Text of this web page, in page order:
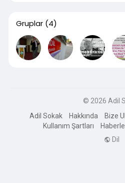
Gruplar (4)
© 2026 Adil
Adil Sokak
Hakkında Bize
Kullanım Şartları
Dil